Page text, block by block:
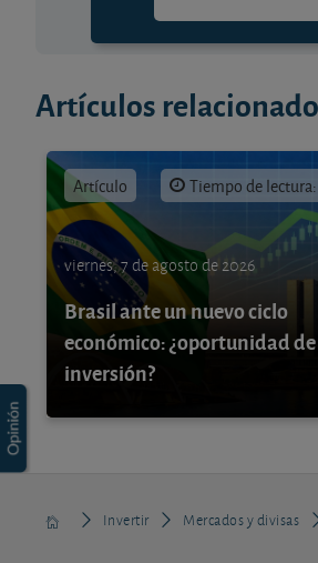
Artículos
Artículo Tiempo de
viernes, 7 de agosto de 2026
Brasil ante un nuevo ciclo
económico: ¿oportunidad de
inversión?
Invertir Mercados y divisas